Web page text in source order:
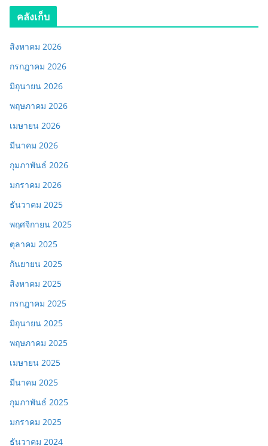
คลังเก็บ
สิงหาคม 2026
กรกฎาคม 2026
มิถุนายน 2026
พฤษภาคม 2026
เมษายน 2026
มีนาคม 2026
กุมภาพันธ์ 2026
มกราคม 2026
ธันวาคม 2025
พฤศจิกายน 2025
ตุลาคม 2025
กันยายน 2025
สิงหาคม 2025
กรกฎาคม 2025
มิถุนายน 2025
พฤษภาคม 2025
เมษายน 2025
มีนาคม 2025
กุมภาพันธ์ 2025
มกราคม 2025
ธันวาคม 2024